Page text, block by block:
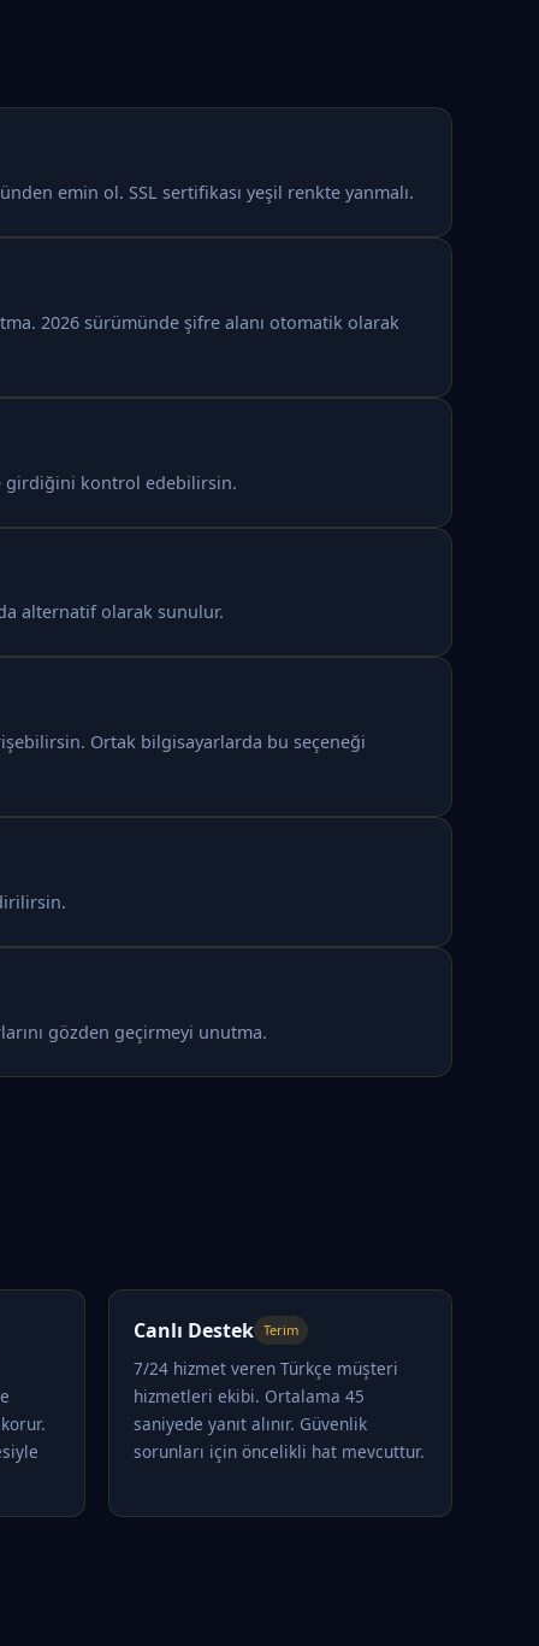
emin ol. SSL sertifikası yeşil renkte yanmalı.
2026 sürümünde şifre alanı otomatik olarak
girdiğini kontrol edebilirsin.
alternatif olarak sunulur.
Ortak bilgisayarlarda bu seçeneği
gözden geçirmeyi unutma.
Canlı Destek Terim
7/24 hizmet veren Türkçe müşteri
hizmetleri ekibi. Ortalama 45
saniyede yanıt alınır. Güvenlik
sorunları için öncelikli hat mevcuttur.